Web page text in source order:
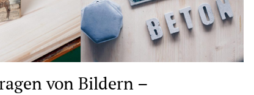
von Bildern –